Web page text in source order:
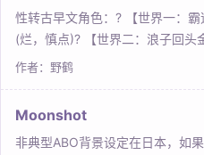
性转古早文角色：? 【世界一：霸
(烂，慎点)? 【世界二：浪子回头
作者：野鹤
Moonshot
非典型ABO背景设定在日本，如